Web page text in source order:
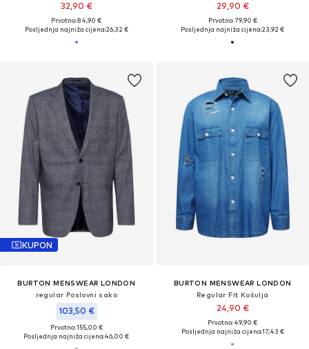
32,90 €
Prvotno: 84,90 €
Posljednja najniža cijena:26,32 €
29,90 €
Prvotno: 79,90 €
Posljednja najniža cijena:23,92 €
KUPON
BURTON MENSWEAR LONDON
regular Poslovni sako
103,50 €
Prvotno: 155,00 €
Posljednja najniža cijena:46,00 €
BURTON MENSWEAR LONDON
Regular Fit Košulja
24,90 €
Prvotno: 49,90 €
Posljednja najniža cijena:17,43 €